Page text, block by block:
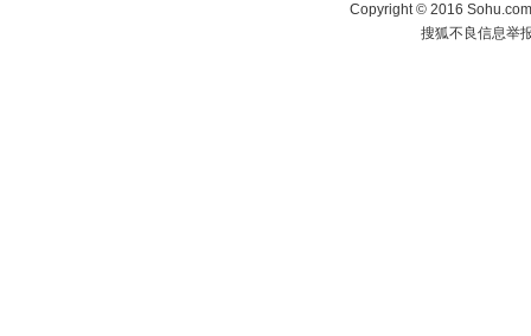
Copyright©2016
搜狐不良信息举